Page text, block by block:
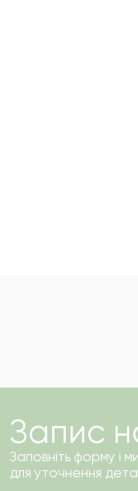
Запис
Заповніть форму і
для уточнення